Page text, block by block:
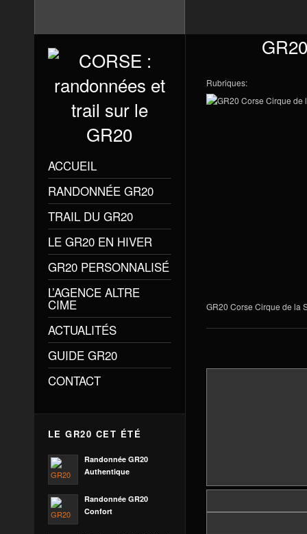
Rubriques:
GR20 Corse Cirque de la
ACCUEIL
RANDONNÉE GR20
TRAIL DU GR20
LE GR20 EN HIVER
GR20 PERSONNALISÉ
L’AGENCE ALTRE
CIME
ACTUALITÉS
GUIDE GR20
CONTACT
LE GR20 CET ÉTÉ
Randonnée GR20
Authentique
Randonnée GR20
Confort